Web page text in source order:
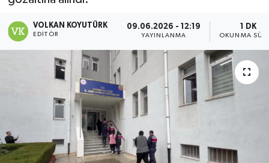
VOLKAN KOYUTÜRK
EDITÖR
09.06.2026 - 12:19
YAYINLANMA
1 DK
OKUNMA